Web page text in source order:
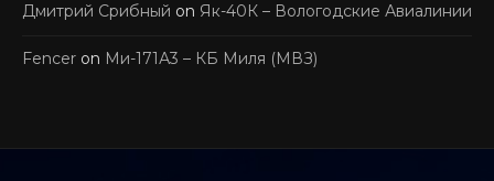
Дмитрий Срибный on Як-40К – Вологодские Авиалинии
Fencer on Ми-171А3 – КБ Миля (МВЗ)